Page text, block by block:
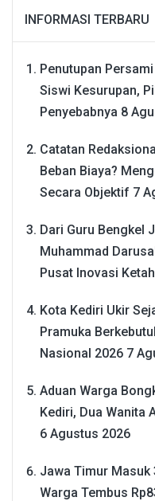
INFORMASI TERBARU
Penutupan
Siswi Kesurupan,
Penyebabnya 8
Catatan
Beban Biaya?
Secara Objektif 7
Dari Guru Bengkel
Muhammad
Pusat Inovasi
Kota Kediri Ukir
Pramuka
Nasional 2026 7
Aduan Warga
Kediri, Dua Wanita
6 Agustus 2026
Jawa Timur Masuk
Warga Tembus